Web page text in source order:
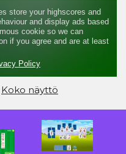
Koko näyttö